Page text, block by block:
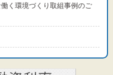
く環境づくり取組事例のご